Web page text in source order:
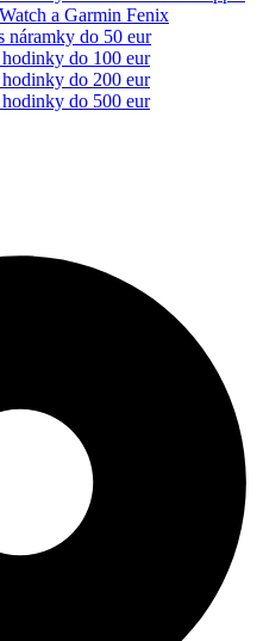
a Garmin Fenix
náramky do 50 eur
do 100 eur
do 200 eur
do 500 eur